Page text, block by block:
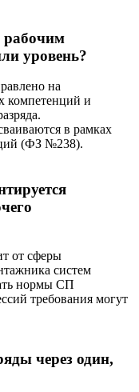
рабочим
уровень?
на
компетенций и
в рамках
(ФЗ №238).
от сферы
систем
нормы СП
требования могут
через один,